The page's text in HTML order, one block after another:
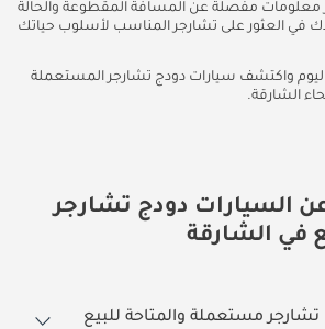
معلومات مفصلة عن المسافة المقطوعة والحالة
في العثور على تشارجر المناسب لأسلوب حياتك
اليوم واكتشف سيارات دودج تشارجر المستعملة
الشارقة.
السيارات دودج تشارجر
في الشارقة
مستعملة والمتاحة للبيع